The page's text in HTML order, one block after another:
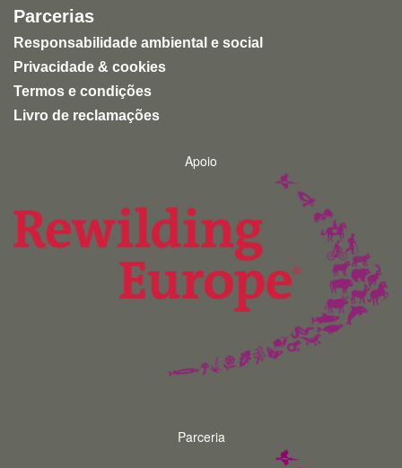
Parcerias
Responsabilidade ambiental e social
Privacidade & cookies
Termos e condições
Livro de reclamações
Apoio
Parceria